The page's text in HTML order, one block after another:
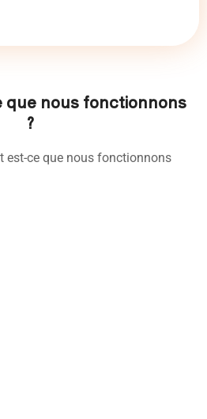
que nous fonctionnons
?
est-ce que nous fonctionnons